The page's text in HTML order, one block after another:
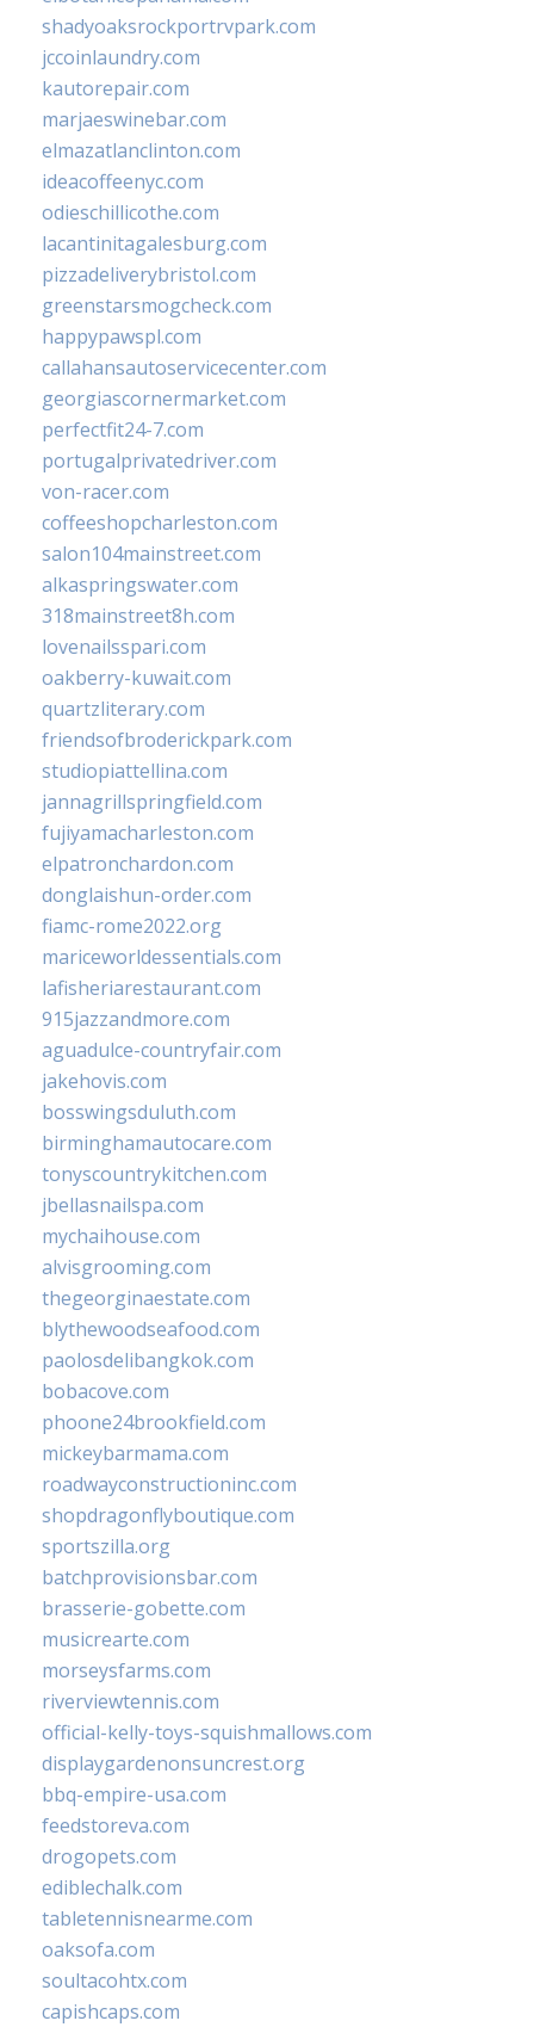
shadyoaksrockportrvpark.com
jccoinlaundry.com
kautorepair.com
marjaeswinebar.com
elmazatlanclinton.com
ideacoffeenyc.com
odieschillicothe.com
lacantinitagalesburg.com
pizzadeliverybristol.com
greenstarsmogcheck.com
happypawspl.com
callahansautoservicecenter.com
georgiascornermarket.com
perfectfit24-7.com
portugalprivatedriver.com
von-racer.com
coffeeshopcharleston.com
salon104mainstreet.com
alkaspringswater.com
318mainstreet8h.com
lovenailsspari.com
oakberry-kuwait.com
quartzliterary.com
friendsofbroderickpark.com
studiopiattellina.com
jannagrillspringfield.com
fujiyamacharleston.com
elpatronchardon.com
donglaishun-order.com
fiamc-rome2022.org
mariceworldessentials.com
lafisheriarestaurant.com
915jazzandmore.com
aguadulce-countryfair.com
jakehovis.com
bosswingsduluth.com
birminghamautocare.com
tonyscountrykitchen.com
jbellasnailspa.com
mychaihouse.com
alvisgrooming.com
thegeorginaestate.com
blythewoodseafood.com
paolosdelibangkok.com
bobacove.com
phoone24brookfield.com
mickeybarmama.com
roadwayconstructioninc.com
shopdragonflyboutique.com
sportszilla.org
batchprovisionsbar.com
brasserie-gobette.com
musicrearte.com
morseysfarms.com
riverviewtennis.com
official-kelly-toys-squishmallows.com
displaygardenonsuncrest.org
bbq-empire-usa.com
feedstoreva.com
drogopets.com
ediblechalk.com
tabletennisnearme.com
oaksofa.com
soultacohtx.com
capishcaps.com